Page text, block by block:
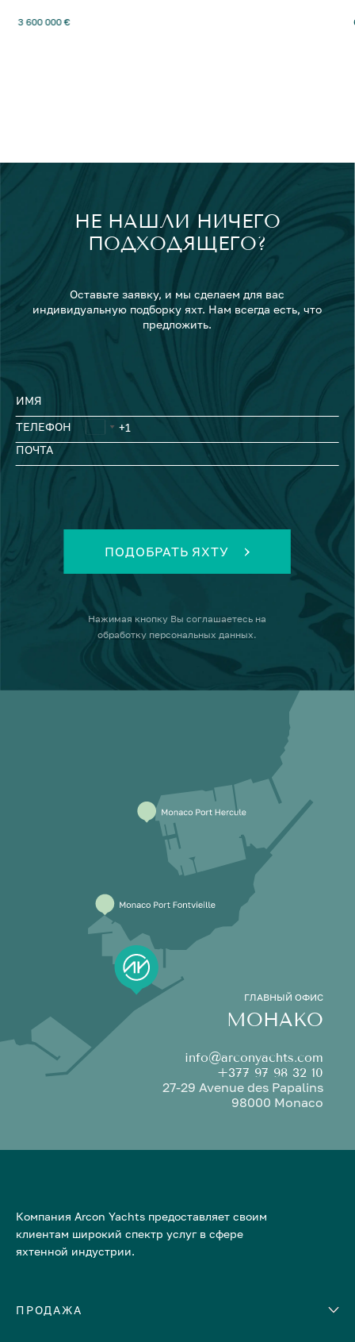
3 600 000 €
НЕ НАШЛИ НИЧЕГО
ПОДХОДЯЩЕГО?
Оставьте заявку, и мы сделаем для вас
индивидуальную подборку яхт. Нам всегда есть, что
предложить.
ИМЯ
ТЕЛЕФОН
ПОЧТА
ПОДОБРАТЬ ЯХТУ
Нажимая кнопку Вы соглашаетесь на
обработку персональных данных.
ГЛАВНЫЙ ОФИС
МОНАКО
info@arconyachts.com
+377 97 98 32 10
27-29 Avenue des Papalins
98000 Monaco
Компания Arcon Yachts предоставляет своим
клиентам широкий спектр услуг в сфере
яхтенной индустрии.
ПРОДАЖА